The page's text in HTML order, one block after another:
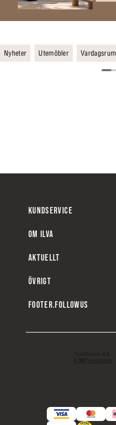
Nyheter Utemöbler Vardagsrum
KUNDSERVICE
OM ILVA
AKTUELLT
ÖVRIGT
FOOTER.FOLLOWUS